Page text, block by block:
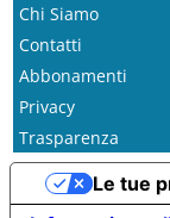
Chi Siamo
Contatti
Abbonamenti
Privacy
Trasparenza
Le tue